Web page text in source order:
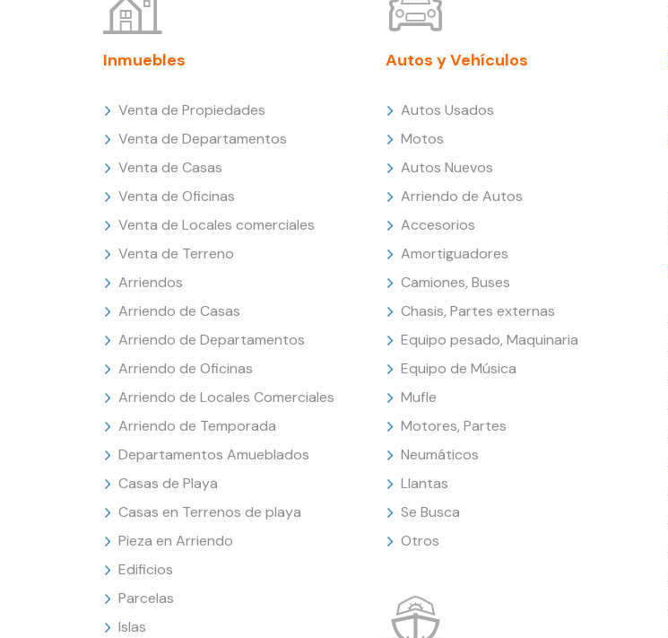
Inmuebles
Venta de Propiedades
Venta de Departamentos
Venta de Casas
Venta de Oficinas
Venta de Locales comerciales
Venta de Terreno
Arriendos
Arriendo de Casas
Arriendo de Departamentos
Arriendo de Oficinas
Arriendo de Locales Comerciales
Arriendo de Temporada
Departamentos Amueblados
Casas de Playa
Casas en Terrenos de playa
Pieza en Arriendo
Edificios
Parcelas
Islas
Autos y Vehículos
Autos Usados
Motos
Autos Nuevos
Arriendo de Autos
Accesorios
Amortiguadores
Camiones, Buses
Chasis, Partes externas
Equipo pesado, Maquinaria
Equipo de Música
Mufle
Motores, Partes
Neumáticos
Llantas
Se Busca
Otros